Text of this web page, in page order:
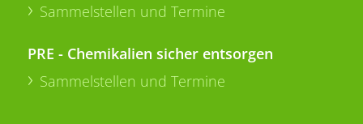
Sammelstellen und Termine
PRE - Chemikalien sicher entsorgen
Sammelstellen und Termine